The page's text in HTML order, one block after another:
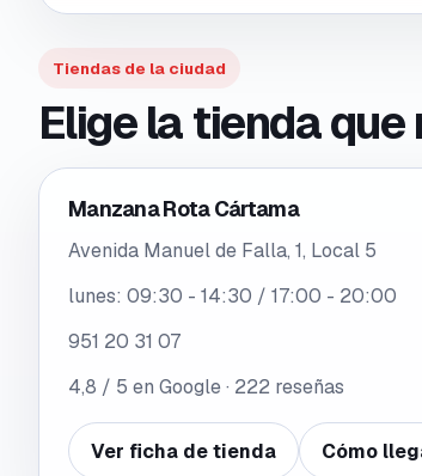
Tiendas de la ciudad
Elige la tienda
Manzana Rota Cártama
Avenida Manuel de Falla, 1, Local 5
lunes: 09:30 - 14:30 / 17:00 - 20:00
951 20 31 07
4,8 / 5 en Google · 222 reseñas
Ver ficha de tienda Cómo